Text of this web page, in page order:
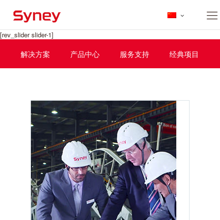
[rev_slider slider-1]
解决方案 产品中心 服务支持 经典项目